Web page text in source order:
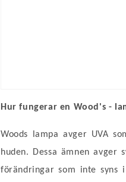
Hur fungerar en Wood's -
Woods lampa avger UVA
huden. Dessa ämnen
förändringar som inte syns